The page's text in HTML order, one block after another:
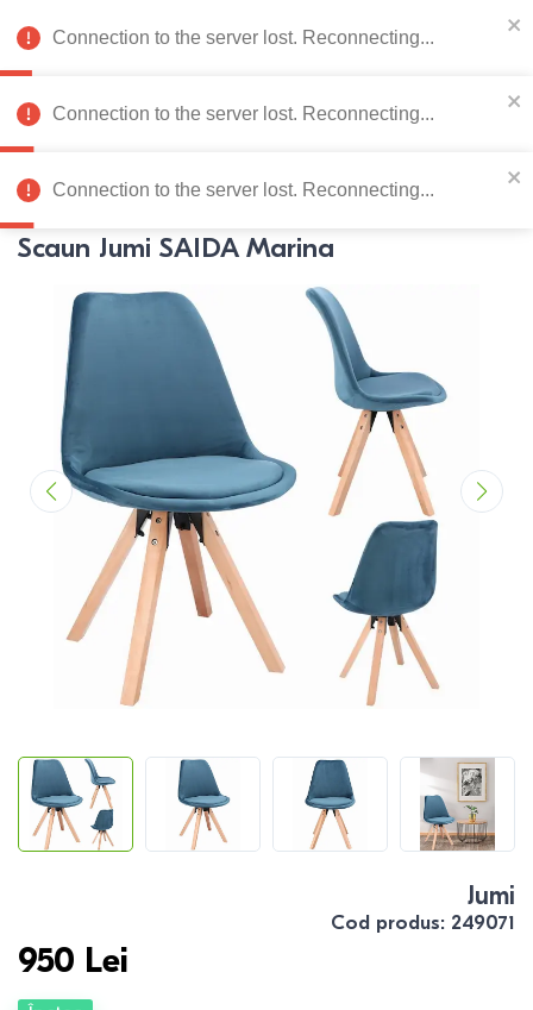
078 222 273 RU
Catalog de produse
0
Pagina principală Mobila bucatarie Scaune
Scaun Jumi SAIDA Marina
Jumi
Cod produs: 249071
950 Lei
Connection to the server lost. Reconnecting...
Connection to the server lost. Reconnecting...
Connection to the server lost. Reconnecting...